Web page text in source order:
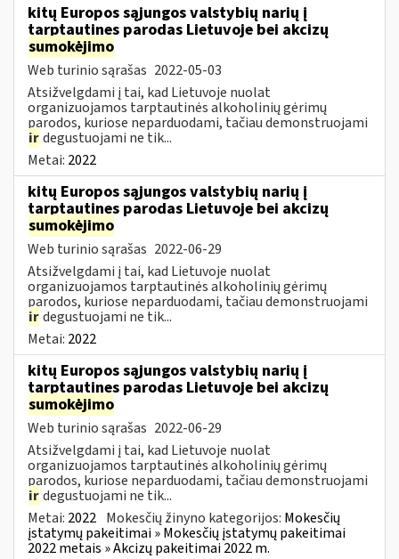
kitų Europos sąjungos valstybių narių į
tarptautines parodas Lietuvoje bei akcizų
sumokėjimo
Web turinio sąrašas 2022-05-03
Atsižvelgdami į tai, kad Lietuvoje nuolat
organizuojamos tarptautinės alkoholinių gėrimų
parodos, kuriose neparduodami, tačiau demonstruojami
irdegustuojami ne tik...
Metai: 2022
kitų Europos sąjungos valstybių narių į
tarptautines parodas Lietuvoje bei akcizų
sumokėjimo
Web turinio sąrašas 2022-06-29
Atsižvelgdami į tai, kad Lietuvoje nuolat
organizuojamos tarptautinės alkoholinių gėrimų
parodos, kuriose neparduodami, tačiau demonstruojami
irdegustuojami ne tik...
Metai: 2022
kitų Europos sąjungos valstybių narių į
tarptautines parodas Lietuvoje bei akcizų
sumokėjimo
Web turinio sąrašas 2022-06-29
Atsižvelgdami į tai, kad Lietuvoje nuolat
organizuojamos tarptautinės alkoholinių gėrimų
parodos, kuriose neparduodami, tačiau demonstruojami
irdegustuojami ne tik...
Metai: 2022 Mokesčių žinyno kategorijos: Mokesčių
įstatymų pakeitimai » Mokesčių įstatymų pakeitimai
2022 metais » Akcizų pakeitimai 2022 m.